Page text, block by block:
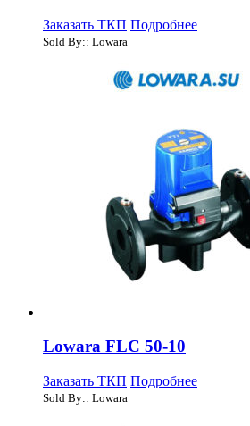
Заказать ТКП Подробнее
Sold By:: Lowara
Lowara FLC 50-10
Заказать ТКП Подробнее
Sold By:: Lowara